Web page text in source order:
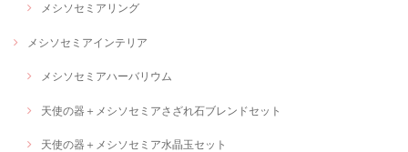
メシソセミアリング
メシソセミアインテリア
メシソセミアハーバリウム
天使の器＋メシソセミアさざれ石ブレンドセット
天使の器＋メシソセミア水晶玉セット